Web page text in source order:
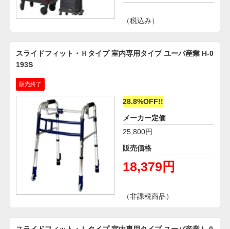
（税込み）
スライドフィット・Ｈタイプ 室内専用タイプ ユーバ産業 H-0
193S
販売終了
28.8%OFF!!
メーカー定価
25,800円
販売価格
18,379円
（非課税商品）